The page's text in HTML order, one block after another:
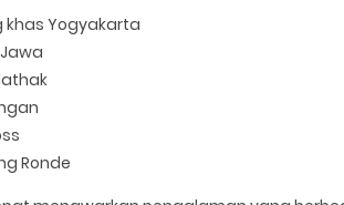
khas Yogyakarta
Ronde